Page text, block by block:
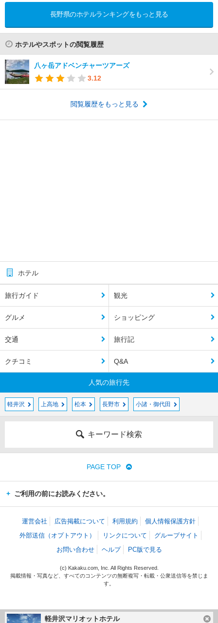
長野県のホテルランキングをもっと見る
ホテルやスポットの閲覧履歴
八ヶ岳アドベンチャーツアーズ
3.12
閲覧履歴をもっと見る
軽井沢マリオットホテル
ホテル
旅行ガイド 観光
グルメ ショッピング
交通 旅行記
クチコミ Q&A
人気の旅行先
軽井沢 上高地 松本 長野市 小諸・御代田
キーワード検索
PAGE TOP
ご利用の前にお読みください。
運営会社 広告掲載について 利用規約
個人情報保護方針
外部送信（オプトアウト）
リンクについて
グループサイト
お問い合わせ
ヘルプ PC版で見る
(c) Kakaku.com, Inc. All Rights Reserved.
掲載情報・写真など、すべてのコンテンツの無断複写・転載・公衆送信等を禁じま
す。